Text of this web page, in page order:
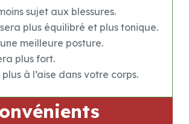
sujet aux blessures.
plus équilibré et plus tonique.
meilleure posture.
plus fort.
plus à l’aise dans votre corps.